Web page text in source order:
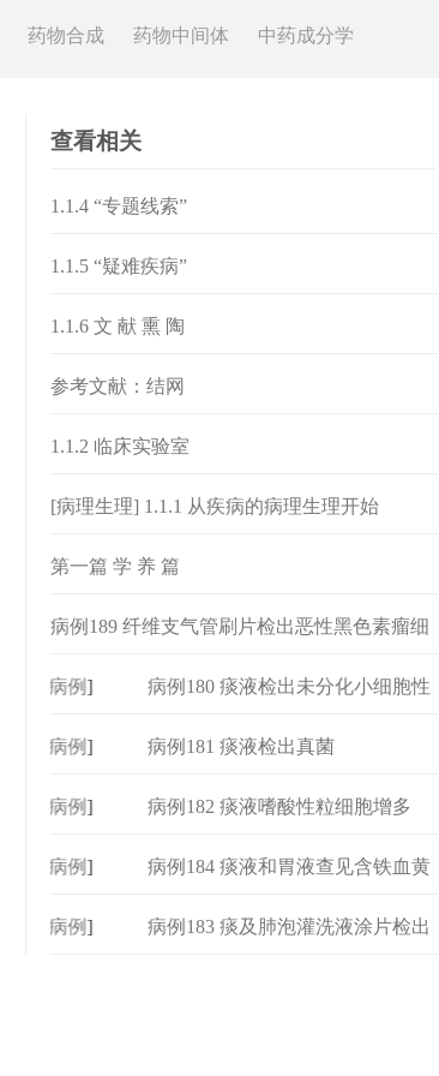
药物合成 药物中间体 中药成分学
查看相关
1.1.4 “专题线索”
1.1.5 “疑难疾病”
1.1.6 文 献 熏 陶
参考文献：结网
1.1.2 临床实验室
[病理生理] 1.1.1 从疾病的病理生理开始
第一篇 学 养 篇
病例189 纤维支气管刷片检出恶性黑色素瘤细
病例]
病例180 痰液检出未分化小细胞性
病例] 病例181 痰液检出真菌
病例] 病例182 痰液嗜酸性粒细胞增多
病例]
病例184 痰液和胃液查见含铁血黄
病例]
病例183 痰及肺泡灌洗液涂片检出